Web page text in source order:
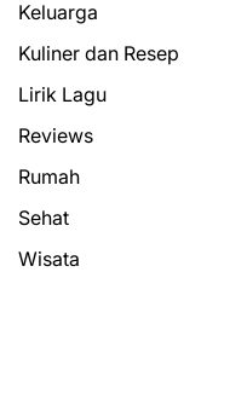
Keluarga
Kuliner dan Resep
Lirik Lagu
Reviews
Rumah
Sehat
Wisata